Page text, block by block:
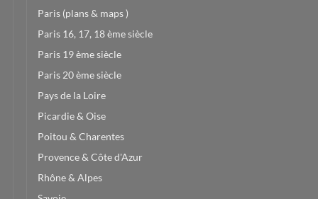
Paris (plans & maps )
Paris 16, 17, 18 ème siècle
Paris 19 ème siècle
Paris 20 ème siècle
Pays de la Loire
Picardie & Oise
Poitou & Charentes
Provence & Côte d'Azur
Rhône & Alpes